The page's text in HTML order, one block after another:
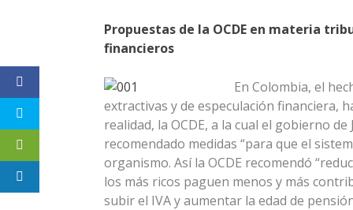
Propuestas de la OCDE en materia
financieros
En Colombia, el
extractivas y de especulación financiera,
realidad, la OCDE, a la cual el gobierno
recomendado medidas “para que el
organismo. Así la OCDE recomendó
los más ricos paguen menos y más
subir el IVA y aumentar la edad de